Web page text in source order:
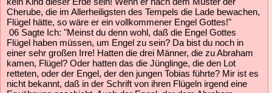
Cherube, die im Allerheiligsten des Tempels die Lade bewachen,
Flügel hätte, so wäre er ein vollkommener Engel Gottes!"
06 Sagte Ich: "Meinst du denn wohl, daß die Engel Gottes
Flügel haben müssen, um Engel zu sein? Da bist du noch in
einer sehr großen Irre! Hatten die drei Männer, die zu Abraham
kamen, Flügel? Oder hatten das die Jünglinge, die den Lot
retteten, oder der Engel, der den jungen Tobias führte? Mir ist es
nicht bekannt, daß in der Schrift von ihren Flügeln irgend eine